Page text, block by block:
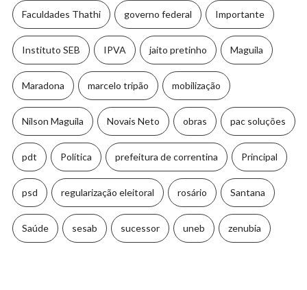
Faculdades Thathi governo federal Importante
Instituto SEB IPVA jaito pretinho Maguila
Maradona marcelo tripão mobilização
Nilson Maguila Novais Neto obras pac soluções
pdt Política prefeitura de correntina Principal
psd regularização eleitoral rosário Santana
Saúde sesab sucessor uneb zenubia